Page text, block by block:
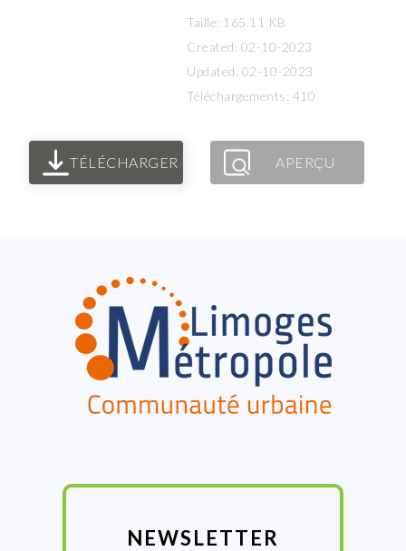
Taille: 165.11 KB
Created: 02-10-2023
Updated: 02-10-2023
Téléchargements: 410
TÉLÉCHARGER APERÇU
NEWSLETTER